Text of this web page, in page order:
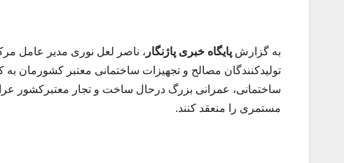
به گزارش پایگاه خبری پاژنگار ، ناصر لعل نوری مدیر عامل
تولیدکنندگان مصالح و تجهیزات ساختمانی معتبر کشورمان
ساختمانی، عمرانی بزرگ درحال ساخت و تجار معتبرکشور
مستمری را منعقد کنند.